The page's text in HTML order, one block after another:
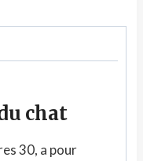
chat
30, a pour